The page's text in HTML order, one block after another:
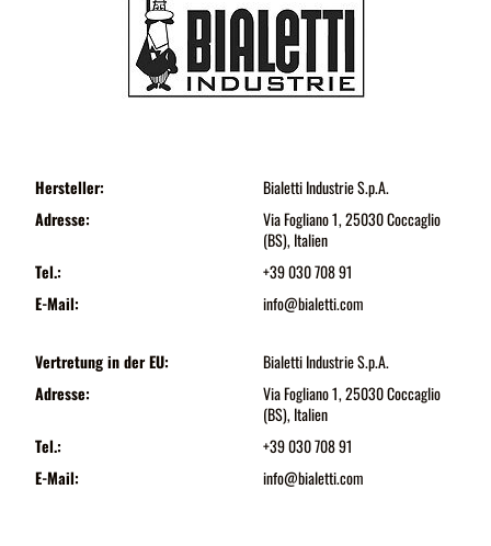
Hersteller:
Bialetti Industrie S.p.A.
Adresse:
Via Fogliano 1, 25030 Coccaglio
(BS), Italien
Tel.:
+39 030 708 91
E-Mail:
info@bialetti.com
Vertretung in der EU:
Bialetti Industrie S.p.A.
Adresse:
Via Fogliano 1, 25030 Coccaglio
(BS), Italien
Tel.:
+39 030 708 91
E-Mail:
info@bialetti.com